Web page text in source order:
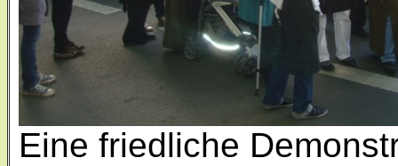
Eine friedliche